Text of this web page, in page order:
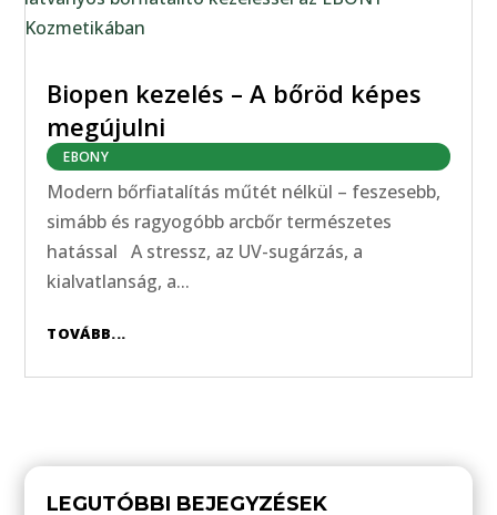
Biopen kezelés – A bőröd képes
megújulni
EBONY
Modern bőrfiatalítás műtét nélkül – feszesebb,
simább és ragyogóbb arcbőr természetes
hatással A stressz, az UV-sugárzás, a
kialvatlanság, a...
TOVÁBB...
LEGUTÓBBI BEJEGYZÉSEK